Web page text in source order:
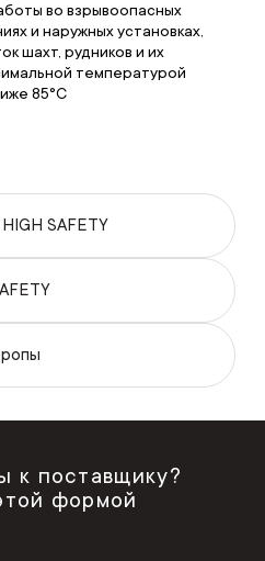
во взрывоопасных
и наружных установках,
шахт, рудников и их
температурой
85°С
SAFETY
к поставщику?
формой